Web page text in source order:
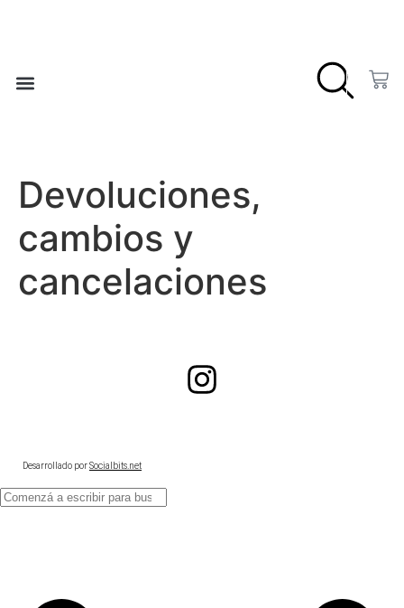
Devoluciones,
cambios y
cancelaciones
Desarrollado porSocialbits.net